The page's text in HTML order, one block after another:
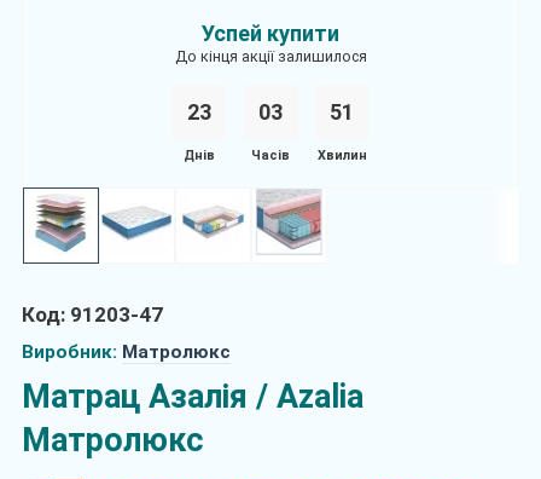
Успей купити
До кінця акції залишилося
23
Днів
03
Часів
51
Хвилин
Код: 91203-47
Виробник: Матролюкс
Матрац Азалія / Azalia
Матролюкс